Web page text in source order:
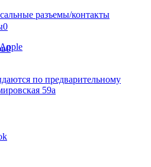
0
0
по предварительному
59а
разъемы/контакты